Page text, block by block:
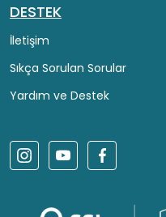
DESTEK
İletişim
Sıkça Sorulan Sorular
Yardım ve Destek